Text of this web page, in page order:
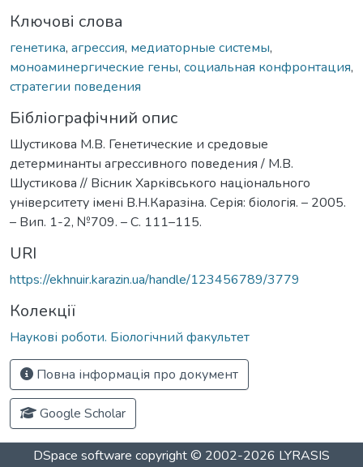
Ключові слова
генетика, агрессия, медиаторные системы,
моноаминергические гены, социальная конфронтация,
стратегии поведения
Бібліографічний опис
Шустикова М.В. Генетические и средовые
детерминанты агрессивного поведения / М.В.
Шустикова // Вісник Харківського національного
університету імені В.Н.Каразіна. Серія: біологія. – 2005.
– Вип. 1-2, №709. – С. 111–115.
URI
https://ekhnuir.karazin.ua/handle/123456789/3779
Колекції
Наукові роботи. Біологічний факультет
Повна інформація про документ
Google Scholar
DSpace software copyright © 2002-2026 LYRASIS